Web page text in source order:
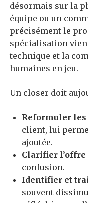
désormais sur la
équipe ou un
précisément le
spécialisation
technique et la
humaines en jeu.
Un closer doit
Reformuler les
client, lui
ajoutée.
Clarifier l’offre
confusion.
Identifier et
souvent